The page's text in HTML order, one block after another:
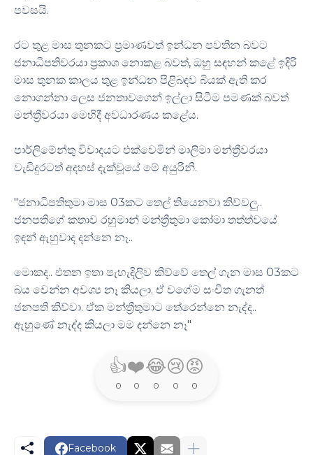
පවසයි.
රට තුළ මාස තුනකට ප්‍රමාණවත් ඉන්ධන පවතින බවට
ජනාධිපතිවරයා ප්‍රකාශ නොකළ බවත්, ඔහු සඳහන් කළේ ඉදිරි
මාස තුනක කාලය තුළ ඉන්ධන පිළිබඳව බියක් ඇති කර
නොගන්නා ලෙස ජනතාවගෙන් ඉල්ලා සිටීම පමණක් බවත්
මන්ත්‍රීවරයා මෙහිදී අවධාරණය කළේය.
පාර්ලිමේන්තු විවාදයට එක්වෙමින් මාලිමා මන්ත්‍රීවරයා
වැඩිදුරටත් අදහස් දැක්වූයේ මේ අයුරිනි.
"ජනාධිපතිතුමා මාස 03කට තෙල් තියෙනවා කිව්වලු..
ජනපතිගේ කතාව රහුමාන් මන්ත්‍රීතුමා කෝමා තත්ත්වයේ
ඉඳන් ඇහුවාද දන්නෙ නෑ..
මොකද.. එතන ඉතා පැහැදිලිව කිව්වේ තෙල් ගැන මාස 03කට
බය වෙන්න අවශ්‍ය නෑ කියලා. ඒ වගේම සංචිත ගැනත්
ජනපති කිව්වා. ඒක මන්ත්‍රීතුමාට තේරෙන්නෙ නැද්ද..
ඇහුණේ නැද්ද කියලා මම දන්නෙ නෑ"
👍
0
❤️
0
😂
0
😢
0
😡
0
Facebook